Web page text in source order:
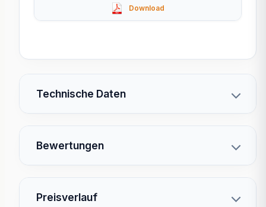
Technische Daten
Bewertungen
Preisverlauf